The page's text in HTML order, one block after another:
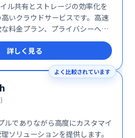
ル共有とストレージの効率化を
いクラウドサービスです。高速
料金プラン、プライバシーへの
、個人ユーザーから企業まで幅広
す。特に、大容量ファイルを頻
ーやプライバシーを重視する利用
は理想的な選択肢となるでし
詳しく見る
よく比較されています
でありながら高度にカスタマイ
ソリューションを提供します。